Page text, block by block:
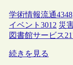
学術情報流通4348
イベント 3012 災
図書館サービス
続きを見る